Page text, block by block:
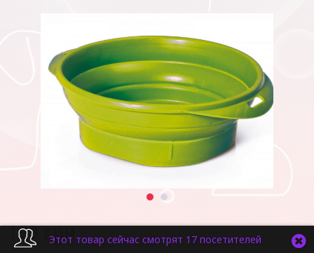
1 2
199грн.
Этот товар сейчас смотрят 17 посетителей